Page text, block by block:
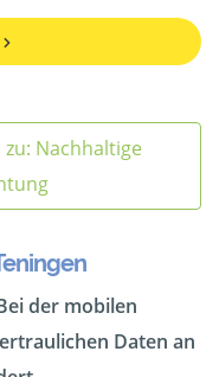
Nachhaltige
der mobilen
Daten an